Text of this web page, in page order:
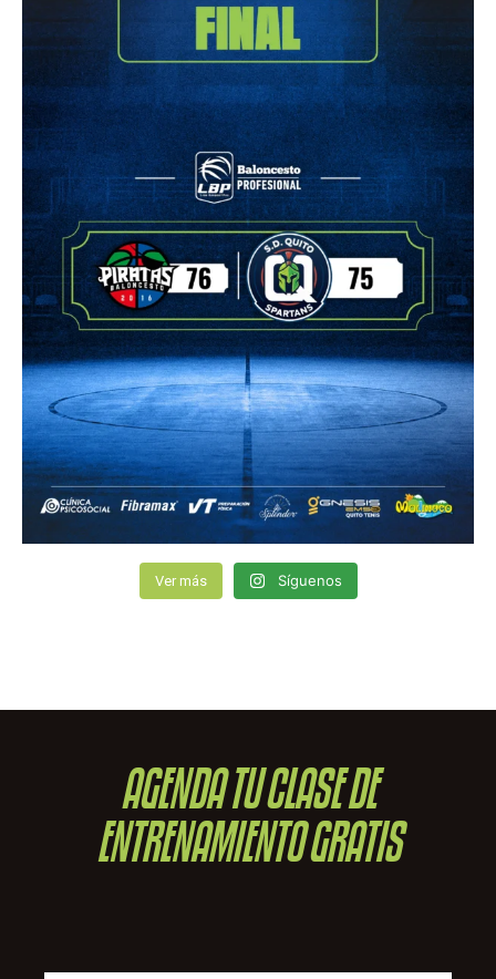
Ver más Síguenos
AGENDA TU CLASE DE
ENTRENAMIENTO GRATIS